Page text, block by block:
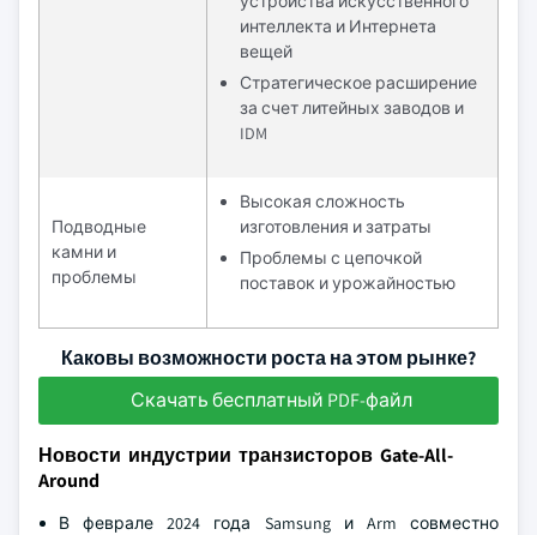
интеллекта и Интернета
вещей
Стратегическое расширение
за счет литейных заводов и
IDM
Подводные
камни и
проблемы
Высокая сложность
изготовления и затраты
Проблемы с цепочкой
поставок и урожайностью
Каковы возможности роста на этом рынке?
Скачать бесплатный PDF-файл
Новости индустрии транзисторов Gate-All-
Around
В феврале 2024 года Samsung и Arm совместно